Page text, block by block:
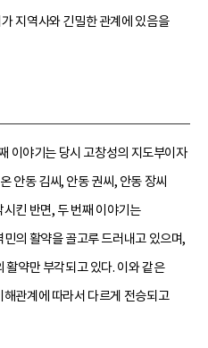
지역사와 긴밀한 관계에 있음을
이야기는 당시 고창성의 지도부이자
안동 김씨, 안동 권씨, 안동 장씨
킨 반면, 두 번째 이야기는
의 활약을 골고루 드러내고 있으며,
활약만 부각되고 있다. 이와 같은
관계에 따라서 다르게 전승되고